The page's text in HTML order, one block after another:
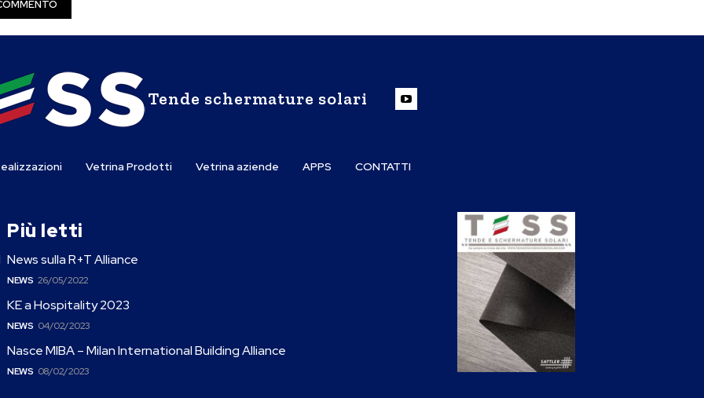
Tende schermature solari
Vetrina Prodotti Vetrina aziende APPS CONTATTI
Più letti
News sulla R+T Alliance
NEWS 26/05/2022
KE a Hospitality 2023
NEWS 04/02/2023
Nasce MIBA – Milan International Building Alliance
NEWS 08/02/2023